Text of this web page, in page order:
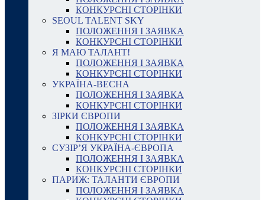
КОНКУРСНІ СТОРІНКИ
SEOUL TALENT SKY
ПОЛОЖЕННЯ І ЗАЯВКА
КОНКУРСНІ СТОРІНКИ
Я МАЮ ТАЛАНТ!
ПОЛОЖЕННЯ І ЗАЯВКА
КОНКУРСНІ СТОРІНКИ
УКРАЇНА-ВЕСНА
ПОЛОЖЕННЯ І ЗАЯВКА
КОНКУРСНІ СТОРІНКИ
ЗІРКИ ЄВРОПИ
ПОЛОЖЕННЯ І ЗАЯВКА
КОНКУРСНІ СТОРІНКИ
СУЗІР’Я УКРАЇНА-ЄВРОПА
ПОЛОЖЕННЯ І ЗАЯВКА
КОНКУРСНІ СТОРІНКИ
ПАРИЖ: ТАЛАНТИ ЄВРОПИ
ПОЛОЖЕННЯ І ЗАЯВКА